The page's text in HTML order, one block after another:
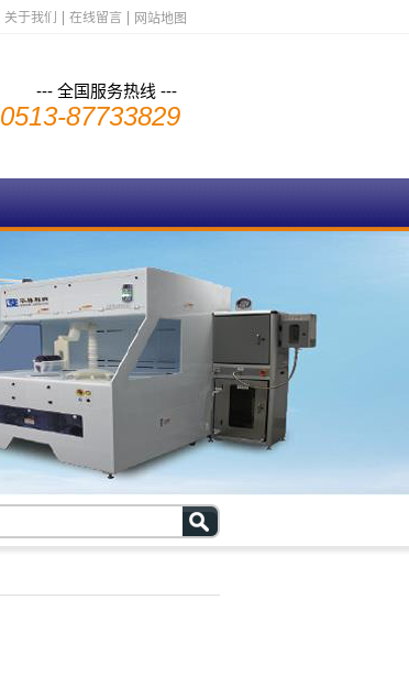
关于我们 在线留言 网站地图
--- 全国服务热线 ---
0513-87733829